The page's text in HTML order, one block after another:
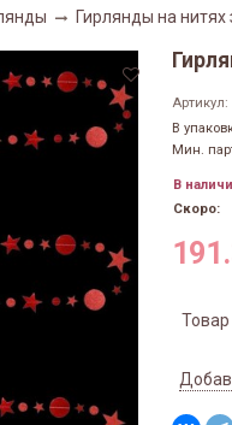
Гирлянды на
Артикул:
В
Мин.
В
Скоро:
Товар